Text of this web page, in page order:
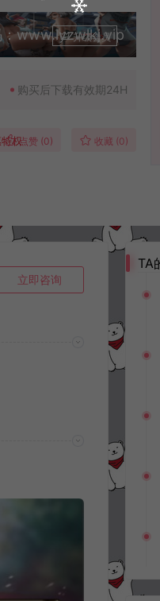
：www.lyzwlkj.vip
升级会员
购买后下载有效期24H
权点赞 (0) 收藏 (0)
立即咨询
TA